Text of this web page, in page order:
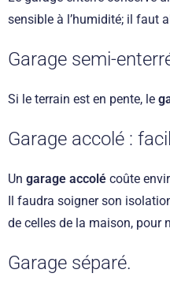
sensible à l’humidité; il faut
Garage semi-
Si le terrain est en pente, le
Garage accolé :
Un garage accolé coûte
Il faudra soigner son
de celles de la maison, pour
Garage séparé.